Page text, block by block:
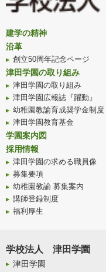
建学の精神
沿革
創立50周年記念ページ
津田学園の取り組み
津田学園の取り組み
津田学園広報誌『躍動』
幼稚園教諭育成奨学金制度
津田学園教育基金
学園案内図
採用情報
津田学園の求める職員像
募集要項
幼稚園教諭 募集案内
講師登録制度
福利厚生
学校法人 津田学園
津田学園